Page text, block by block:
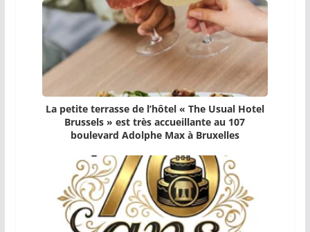
La petite terrasse de l’hôtel « The Usual Hotel
Brussels » est très accueillante au 107
boulevard Adolphe Max à Bruxelles